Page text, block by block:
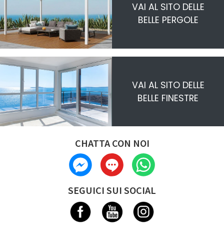
VAI AL SITO DELLE
BELLE PERGOLE
VAI AL SITO DELLE
BELLE FINESTRE
CHATTA CON NOI
SEGUICI SUI SOCIAL